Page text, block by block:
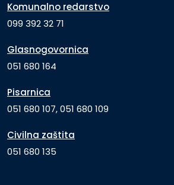
Komunalno redarstvo
099 392 32 71
Glasnogovornica
051 680 164
Pisarnica
051 680 107, 051 680 109
Civilna zaštita
051 680 135